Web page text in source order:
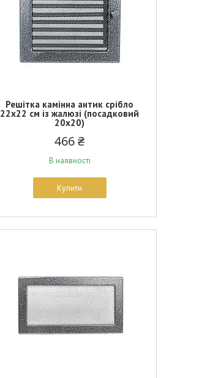
Решітка камінна антик срібло
22х22 см із жалюзі (посадковий
20х20)
466 ₴
В наявності
Купити